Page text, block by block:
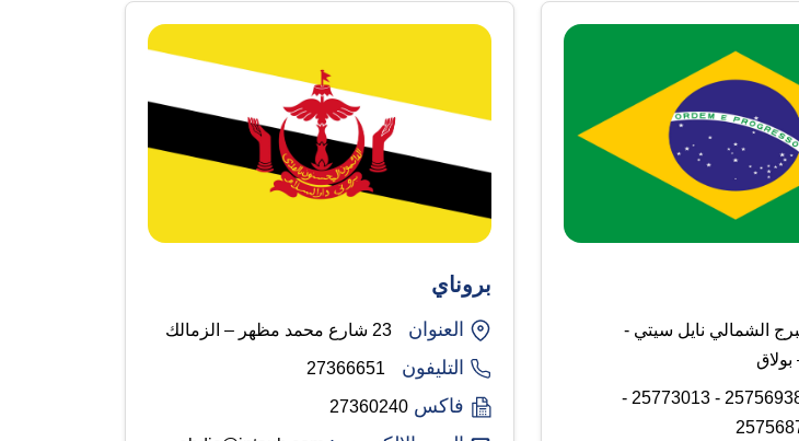
الشمالي نايل سيتي -
: 25756938 - 25773013 -
بروناي
العنوان 23 شارع محمد مظهر – الزمالك
التليفون 27366651
فاكس 27360240